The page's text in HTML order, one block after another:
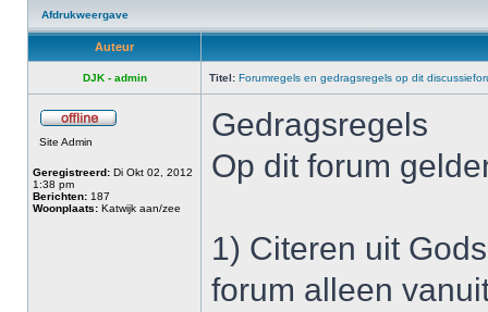
Afdrukweergave
Auteur
DJK - admin Titel: Forumregels en gedragsregels op dit
Site Admin
Geregistreerd: Di Okt 02, 2012
1:38 pm
Berichten: 187
Woonplaats: Katwijk aan/zee
Gedragsregels
Op dit forum
1) Citeren uit
forum alleen